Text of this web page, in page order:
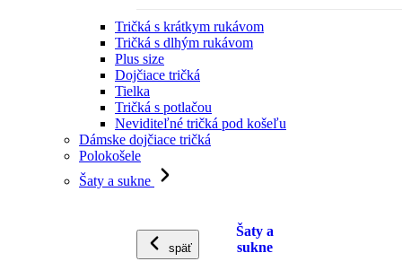
Tričká s krátkym rukávom
Tričká s dlhým rukávom
Plus size
Dojčiace tričká
Tielka
Tričká s potlačou
Neviditeľné tričká pod košeľu
Dámske dojčiace tričká
Polokošele
Šaty a sukne
späť
Šaty a
sukne